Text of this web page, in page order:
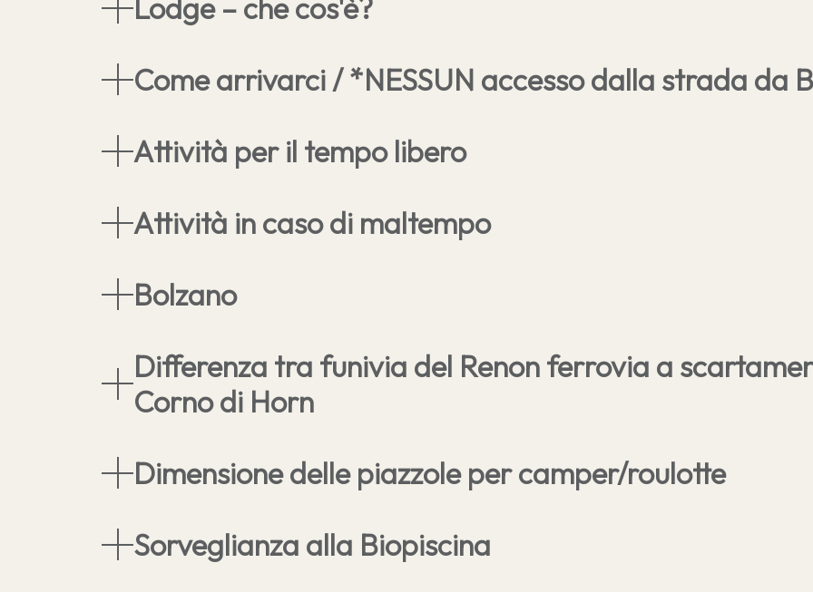
Lodge – che cos'è?
Come arrivarci / *NESSUN accesso dalla strada da
Attività per il tempo libero
Attività in caso di maltempo
Bolzano
Differenza tra funivia del Renon ferrovia a
Corno di Horn
Dimensione delle piazzole per camper/roulotte
Sorveglianza alla Biopiscina